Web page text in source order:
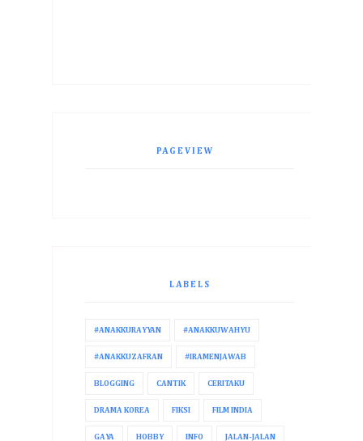
PAGEVIEW
LABELS
#ANAKKURAYYAN #ANAKKUWAHYU
#ANAKKUZAFRAN #IRAMENJAWAB
BLOGGING CANTIK CERITAKU
DRAMA KOREA FIKSI FILM INDIA
GAYA HOBBY INFO JALAN-JALAN